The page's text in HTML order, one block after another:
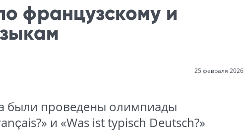
французскому и
25 февраля 2026
были проведены олимпиады
и «Was ist typisch Deutsch?»